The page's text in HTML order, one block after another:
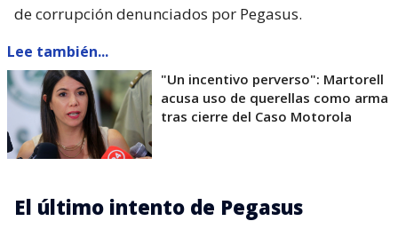
de corrupción denunciados por Pegasus.
Lee también...
"Un incentivo perverso": Martorell
acusa uso de querellas como arma
tras cierre del Caso Motorola
El último intento de Pegasus